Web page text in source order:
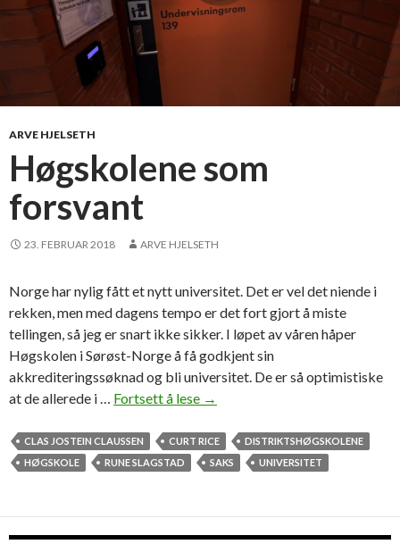
ARVE HJELSETH
Høgskolene som
forsvant
23. FEBRUAR 2018 ARVE HJELSETH
Norge har nylig fått et nytt universitet. Det er vel det niende i
rekken, men med dagens tempo er det fort gjort å miste
tellingen, så jeg er snart ikke sikker. I løpet av våren håper
Høgskolen i Sørøst-Norge å få godkjent sin
akkrediteringssøknad og bli universitet. De er så optimistiske
at de allerede i … Fortsett å lese H
g
s
→
CLAS JOSTEIN CLAUSSEN CURT RICE
DISTRIKTSHØGSKOLENE
HØGSKOLE
RUNE SLAGSTAD SAKS UNIVERSITET